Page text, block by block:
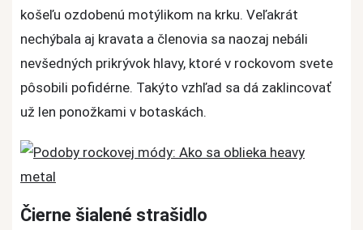
košeľu ozdobenú motýlikom na krku. Veľakrát
nechýbala aj kravata a členovia sa naozaj nebáli
nevšedných prikrývok hlavy, ktoré v rockovom svete
pôsobili pofidérne. Takýto vzhľad sa dá zaklincovať
už len ponožkami v botaskách.
Čierne šialené strašidlo